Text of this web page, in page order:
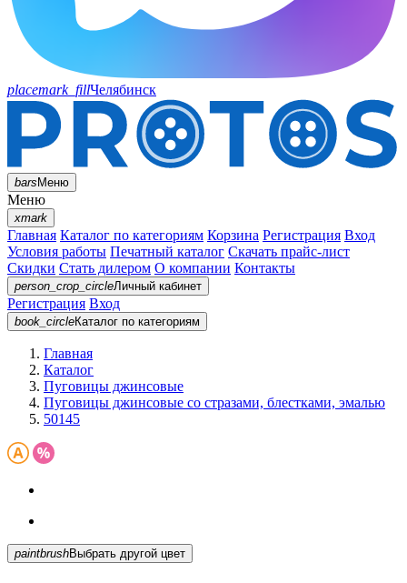
placemark_fillЧелябинск
barsМеню
Меню
xmark
Главная Каталог по категориям Корзина Регистрация Вход
Условия работы Печатный каталог Скачать прайс-лист
Скидки Стать дилером О компании Контакты
person_crop_circleЛичный кабинет
Регистрация Вход
book_circleКаталог по категориям
Главная
Каталог
Пуговицы джинсовые
Пуговицы джинсовые со стразами, блестками, эмалью
50145
paintbrush Выбрать другой цвет